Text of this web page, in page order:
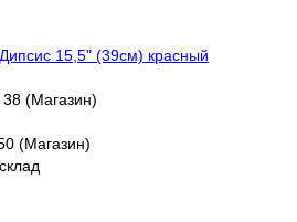
15,5" (39см) красный
(Магазин)
(Магазин)